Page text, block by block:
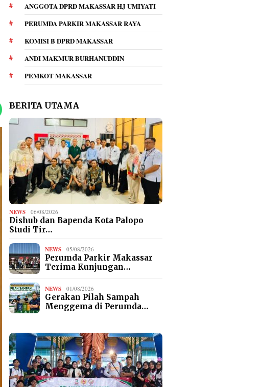
ANGGOTA DPRD MAKASSAR HJ UMIYATI
PERUMDA PARKIR MAKASSAR RAYA
KOMISI B DPRD MAKASSAR
ANDI MAKMUR BURHANUDDIN
PEMKOT MAKASSAR
BERITA UTAMA
NEWS 06/08/2026
Dishub dan Bapenda Kota Palopo
Studi Tir…
NEWS 05/08/2026
Perumda Parkir Makassar
Terima Kunjungan…
NEWS 01/08/2026
Gerakan Pilah Sampah
Menggema di Perumda…